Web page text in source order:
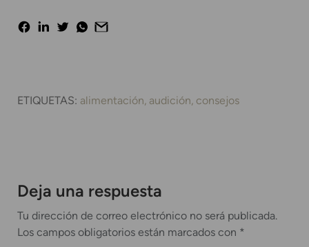
ETIQUETAS: alimentación audición consejos
Deja una respuesta
Tu dirección de correo electrónico no será publicada.
Los campos obligatorios están marcados con *